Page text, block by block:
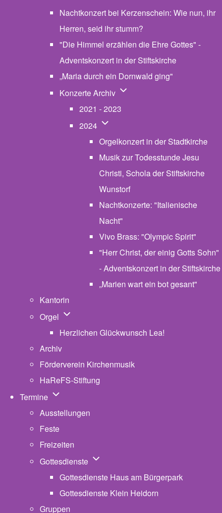
Nachtkonzert bei Kerzenschein: Wie nun, ihr
Herren, seid ihr stumm?
"Die Himmel erzählen die Ehre Gottes" -
Adventskonzert in der Stiftskirche
„Maria durch ein Dornwald ging"
Konzerte Archiv Unternavigation von
2021 - 2023
2024 Unternavigation von 2024
Orgelkonzert in der Stadtkirche
Musik zur Todesstunde Jesu
Christi, Schola der Stiftskirche
Wunstorf
Nachtkonzerte: "Italienische
Nacht"
Vivo Brass: "Olympic Spirit"
"Herr Christ, der einig Gotts Sohn"
- Adventskonzert in der Stiftskirche
„Marien wart ein bot gesant"
Kantorin
Orgel Unternavigation von Orgel
Herzlichen Glückwunsch Lea!
Archiv
Förderverein Kirchenmusik
HaReFS-Stiftung
Termine Unternavigation von Termine
Ausstellungen
Feste
Freizeiten
Gottesdienste Unternavigation von Gottesdienste
Gottesdienste Haus am Bürgerpark
Gottesdienste Klein Heidorn
Gruppen